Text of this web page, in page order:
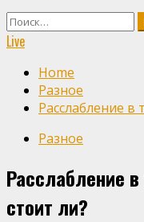
Найти:
Live
Home
Разное
Расслабление
Разное
Расслабление
стоит ли?